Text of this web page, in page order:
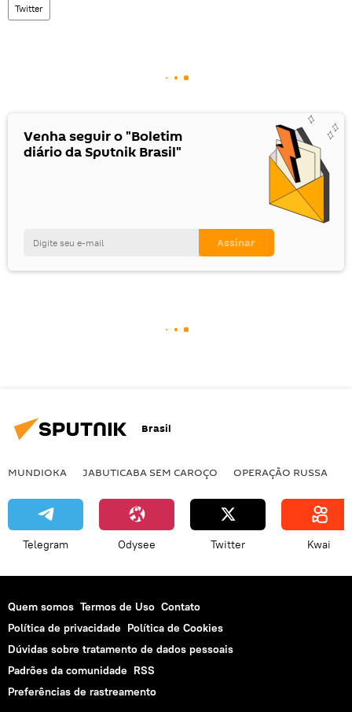
Twitter
Venha seguir o "Boletim
diário da Sputnik Brasil"
Brasil
MUNDIOKA JABUTICABA SEM CAROÇO OPERAÇÃO RUSSA
Telegram Odysee Twitter Kwai
Quem somos Termos de Uso Contato
Política de privacidade Política de Cookies
Dúvidas sobre tratamento de dados pessoais
Padrões da comunidade RSS
Preferências de rastreamento